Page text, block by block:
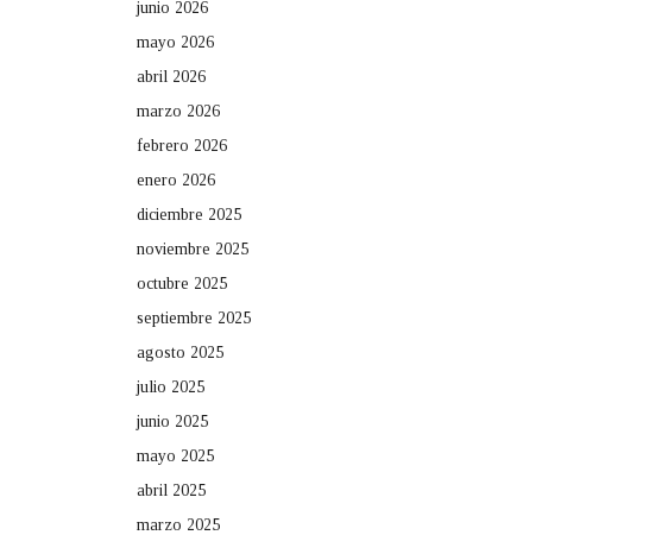
junio 2026
mayo 2026
abril 2026
marzo 2026
febrero 2026
enero 2026
diciembre 2025
noviembre 2025
octubre 2025
septiembre 2025
agosto 2025
julio 2025
junio 2025
mayo 2025
abril 2025
marzo 2025